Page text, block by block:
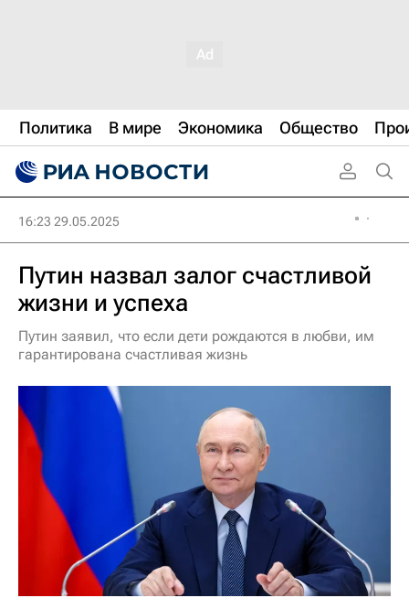
Политика В мире Экономика Общество
16:23 29.05.2025
Путин назвал залог счастливой
жизни и успеха
Путин заявил, что если дети рождаются в любви, им
гарантирована счастливая жизнь